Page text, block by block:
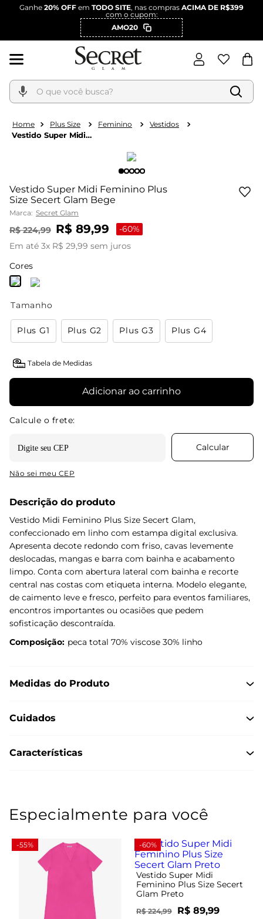
Ganhe 20% OFF em TODO SITE, nas compras ACIMA DE R$399
com o cupom:
AMO20
O que você busca?
Plus Size Feminino Vestidos
Vestido Super Midi
Vestido Super Midi Feminino Plus
Size Secert Glam Bege
Marca: Secret Glam
R$ 224,99 R$ 89,99 -60%
Em até 3x R$ 29,99 sem juros
Cores
Tamanho
Plus G1 Plus G2 Plus G3 Plus G4
Tabela de Medidas
Adicionar ao carrinho
Não sei meu CEP
Descrição do produto
Vestido Midi Feminino Plus Size Secert Glam,
confeccionado em linho com estampa digital exclusiva.
Apresenta decote redondo com friso, cavas levemente
deslocadas, mangas e barra com bainha e acabamento
limpo. Conta com abertura lateral com bainha e recorte
central nas costas com etiqueta interna. Modelo elegante,
de caimento leve e fresco, perfeito para eventos familiares,
encontros importantes ou ocasiões que pedem
sofisticação descontraída.
Composição: peca total 70% viscose 30% linho
Medidas do Produto
Cuidados
Características
Especialmente para você
-55% -60%
Vestido Super Midi
Feminino Plus Size Secert
Glam Preto
R$ 224,99 R$ 89,99